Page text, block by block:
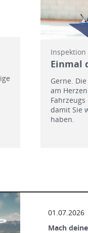
Inspektion
Einmal
Gerne.
am
damit Sie
haben.
01.07.2026
Mach